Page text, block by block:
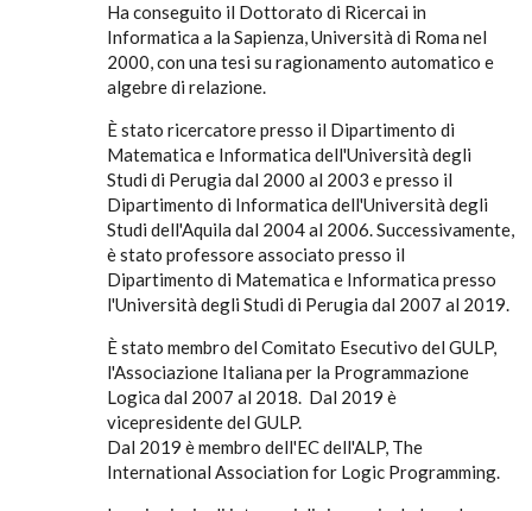
Ha conseguito il Dottorato di Ricercai in
Informatica a la Sapienza, Università di Roma nel
2000, con una tesi su ragionamento automatico e
algebre di relazione.
È stato ricercatore presso il Dipartimento di
Matematica e Informatica dell'Università degli
Studi di Perugia dal 2000 al 2003 e presso il
Dipartimento di Informatica dell'Università degli
Studi dell'Aquila dal 2004 al 2006. Successivamente,
è stato professore associato presso il
Dipartimento di Matematica e Informatica presso
l'Università degli Studi di Perugia dal 2007 al 2019.
È stato membro del Comitato Esecutivo del GULP,
l'Associazione Italiana per la Programmazione
Logica dal 2007 al 2018. Dal 2019 è
vicepresidente del GULP.
Dal 2019 è membro dell'EC dell'ALP, The
International Association for Logic Programming.